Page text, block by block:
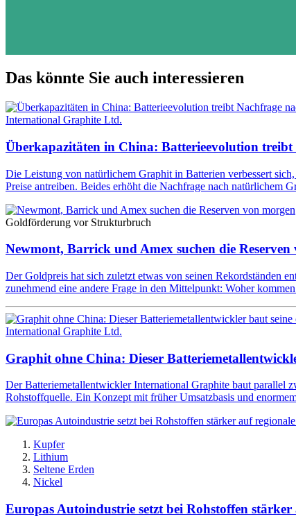
Das könnte Sie auch interessieren
International Graphite Ltd.
Überkapazitäten in China: Batterieevolution
Die Leistung von natürlichem Graphit in Batterien verbessert
Preise antreiben. Beides erhöht die Nachfrage nach natürlichem
Goldförderung vor Strukturbruch
Newmont, Barrick und Amex suchen die Reserven
Der Goldpreis hat sich zuletzt etwas von seinen Rekordständen
zunehmend eine andere Frage in den Mittelpunkt: Woher
International Graphite Ltd.
Graphit ohne China: Dieser
Der Batteriemetallentwickler International Graphite baut parallel
Rohstoffquelle. Ein Konzept mit früher Umsatzbasis und
Kupfer
Lithium
Seltene Erden
Nickel
Europas Autoindustrie setzt bei Rohstoffen